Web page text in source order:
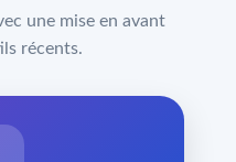
une mise en avant
récents.